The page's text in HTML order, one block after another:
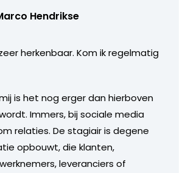
Hendrikse
herkenbaar. Kom ik regelmatig
is het nog erger dan hierboven
Immers, bij sociale media
relaties. De stagiair is degene
opbouwt, die klanten,
leveranciers of